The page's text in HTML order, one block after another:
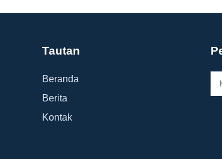
Tautan
Beranda
Berita
Kontak